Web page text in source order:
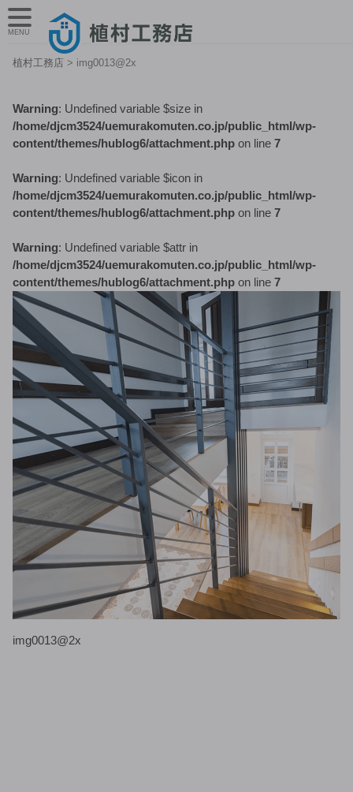
植村工務店 > img0013@2x
Warning: Undefined variable $size in
/home/djcm3524/uemurakomuten.co.jp/public_html/wp-
content/themes/hublog6/attachment.php on line 7
Warning: Undefined variable $icon in
/home/djcm3524/uemurakomuten.co.jp/public_html/wp-
content/themes/hublog6/attachment.php on line 7
Warning: Undefined variable $attr in
/home/djcm3524/uemurakomuten.co.jp/public_html/wp-
content/themes/hublog6/attachment.php on line 7
img0013@2x
MENU